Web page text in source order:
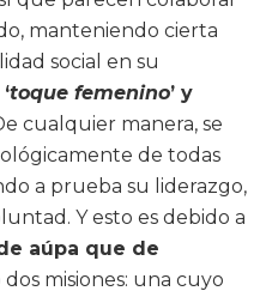
manteniendo cierta
social en su
toque femenino’ y
cualquier manera, se
de todas
a prueba su liderazgo,
Y esto es debido a
aúpa que de
dos misiones: una cuyo